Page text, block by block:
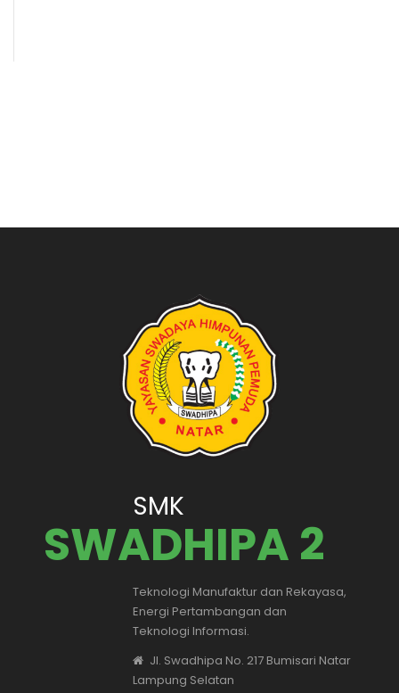
SMK
SWADHIPA 2
Teknologi Manufaktur dan Rekayasa,
Energi Pertambangan dan
Teknologi Informasi.
Jl. Swadhipa No. 217 Bumisari Natar
Lampung Selatan